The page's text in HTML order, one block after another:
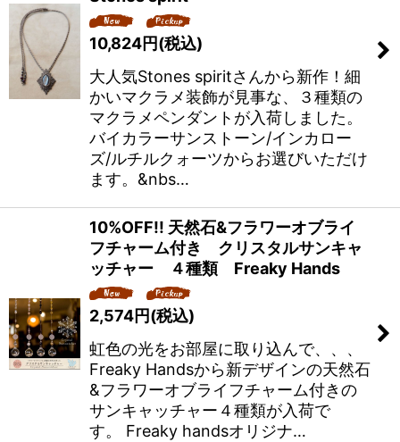
10,824円(税込)
大人気Stones spiritさんから新作！細
かいマクラメ装飾が見事な、３種類の
マクラメペンダントが入荷しました。
バイカラーサンストーン/インカロー
ズ/ルチルクォーツからお選びいただけ
ます。&nbs…
10%OFF!! 天然石&フラワーオブライ
フチャーム付き クリスタルサンキャ
ッチャー ４種類 Freaky Hands
2,574円(税込)
虹色の光をお部屋に取り込んで、、、
Freaky Handsから新デザインの天然石
&フラワーオブライフチャーム付きの
サンキャッチャー４種類が入荷で
す。 Freaky handsオリジナ…